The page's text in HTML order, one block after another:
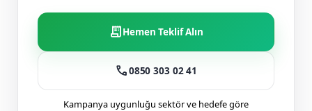
receipt_longHemen Teklif Alın
call0850 303 02 41
Kampanya uygunluğu sektör ve hedefe göre